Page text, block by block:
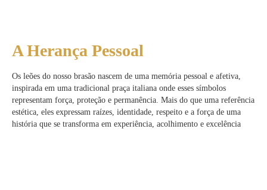
A Herança Pessoal
Os leões do nosso brasão nascem de uma memória pessoal e afetiva,
inspirada em uma tradicional praça italiana onde esses símbolos
representam força, proteção e permanência. Mais do que uma referência
estética, eles expressam raízes, identidade, respeito e a força de uma
história que se transforma em experiência, acolhimento e excelência